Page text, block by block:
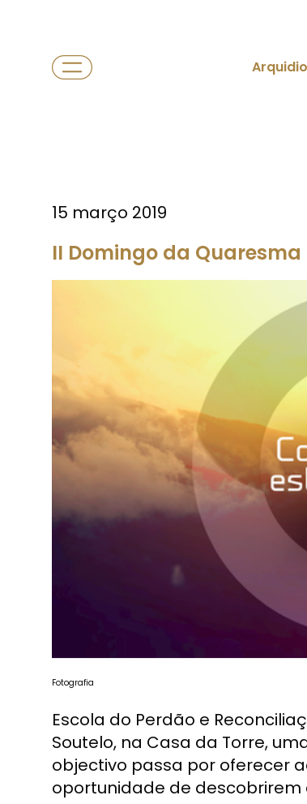
15 março 2019
II Domingo da Quaresma
Fotografia
Escola do Perdão e
Soutelo, na Casa da Torre,
objectivo passa por oferecer
oportunidade de descobrirem